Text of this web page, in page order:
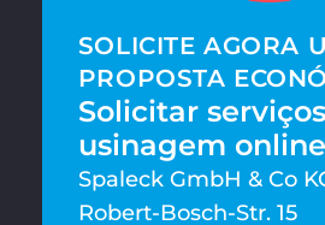
SOLICITE AGORA
PROPOSTA
Solicitar
usinagem online
Spaleck GmbH & Co
Robert-Bosch-Str. 15